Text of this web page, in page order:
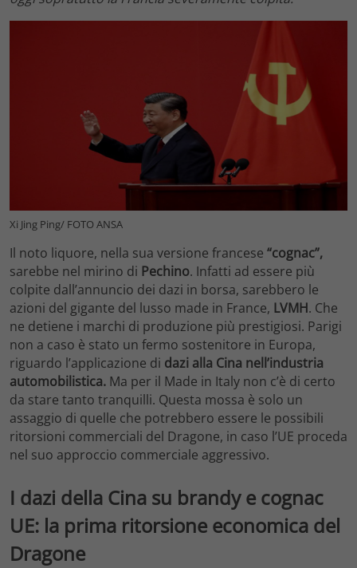
Xi Jing Ping/ FOTO ANSA
Il noto liquore, nella sua versione francese “cognac”,
sarebbe nel mirino di Pechino. Infatti ad essere più
colpite dall’annuncio dei dazi in borsa, sarebbero le
azioni del gigante del lusso made in France, LVMH. Che
ne detiene i marchi di produzione più prestigiosi. Parigi
non a caso è stato un fermo sostenitore in Europa,
riguardo l’applicazione di dazi alla Cina nell’industria
automobilistica. Ma per il Made in Italy non c’è di certo
da stare tanto tranquilli. Questa mossa è solo un
assaggio di quelle che potrebbero essere le possibili
ritorsioni commerciali del Dragone, in caso l’UE proceda
nel suo approccio commerciale aggressivo.
I dazi della Cina su brandy e cognac
UE: la prima ritorsione economica del
Dragone